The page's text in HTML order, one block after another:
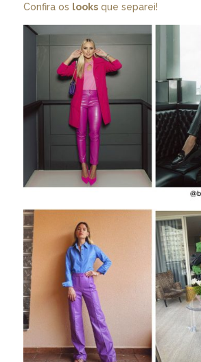
Confira os looksque separei!